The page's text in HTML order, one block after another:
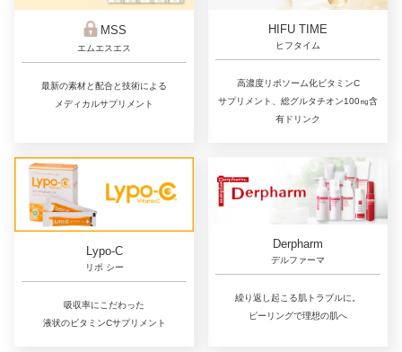
MSS
エムエスエス
最新の素材と配合と技術による
メディカルサプリメント
HIFU TIME
ヒフタイム
高濃度リポソーム化ビタミンC
サプリメント、総グルタチオン100㎎含
有ドリンク
Lypo-C
リポ シー
吸収率にこだわった
液状のビタミンCサプリメント
Derpharm
デルファーマ
繰り返し起こる肌トラブルに。
ピーリングで理想の肌へ